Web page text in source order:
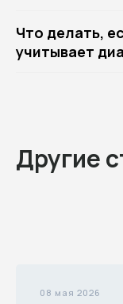
Что делать,
учитывает
Другие
08 мая 2026